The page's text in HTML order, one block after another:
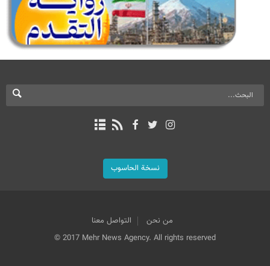
نسخة الحاسوب
من نحن
التواصل معنا
© 2017 Mehr News Agency. All rights reserved